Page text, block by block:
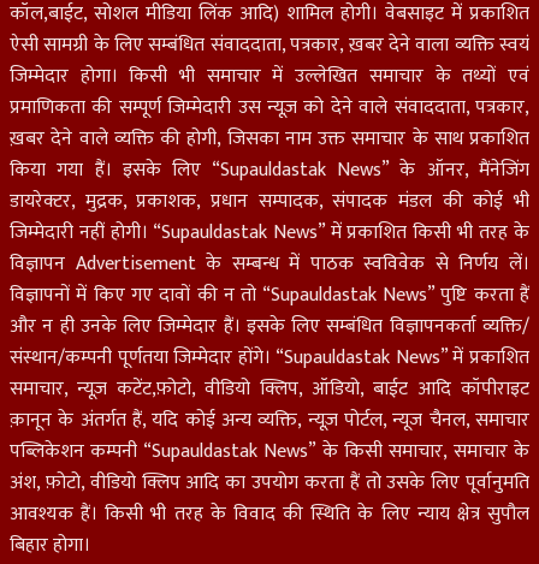
कॉल,बाईट, सोशल मीडिया लिंक आदि) शामिल होगी। वेबसाइट में प्रकाशित
ऐसी सामग्री के लिए सम्बंधित संवाददाता, पत्रकार, ख़बर देने वाला व्यक्ति स्वयं
जिम्मेदार होगा। किसी भी समाचार में उल्लेखित समाचार के तथ्यों एवं
प्रमाणिकता की सम्पूर्ण जिम्मेदारी उस न्यूज़ को देने वाले संवाददाता, पत्रकार,
ख़बर देने वाले व्यक्ति की होगी, जिसका नाम उक्त समाचार के साथ प्रकाशित
किया गया हैं। इसके लिए “Supauldastak News” के ऑनर, मैंनेजिंग
डायरेक्टर, मुद्रक, प्रकाशक, प्रधान सम्पादक, संपादक मंडल की कोई भी
जिम्मेदारी नहीं होगी। “Supauldastak News” में प्रकाशित किसी भी तरह के
विज्ञापन Advertisement के सम्बन्ध में पाठक स्वविवेक से निर्णय लें।
विज्ञापनों में किए गए दावों की न तो “Supauldastak News” पुष्टि करता हैं
और न ही उनके लिए जिम्मेदार हैं। इसके लिए सम्बंधित विज्ञापनकर्ता व्यक्ति/
संस्थान/कम्पनी पूर्णतया जिम्मेदार होंगे। “Supauldastak News” में प्रकाशित
समाचार, न्यूज़ कटेंट,फ़ोटो, वीडियो क्लिप, ऑडियो, बाईट आदि कॉपीराइट
क़ानून के अंतर्गत हैं, यदि कोई अन्य व्यक्ति, न्यूज़ पोर्टल, न्यूज चैनल, समाचार
पब्लिकेशन कम्पनी “Supauldastak News” के किसी समाचार, समाचार के
अंश, फ़ोटो, वीडियो क्लिप आदि का उपयोग करता हैं तो उसके लिए पूर्वानुमति
आवश्यक हैं। किसी भी तरह के विवाद की स्थिति के लिए न्याय क्षेत्र सुपौल
बिहार होगा।